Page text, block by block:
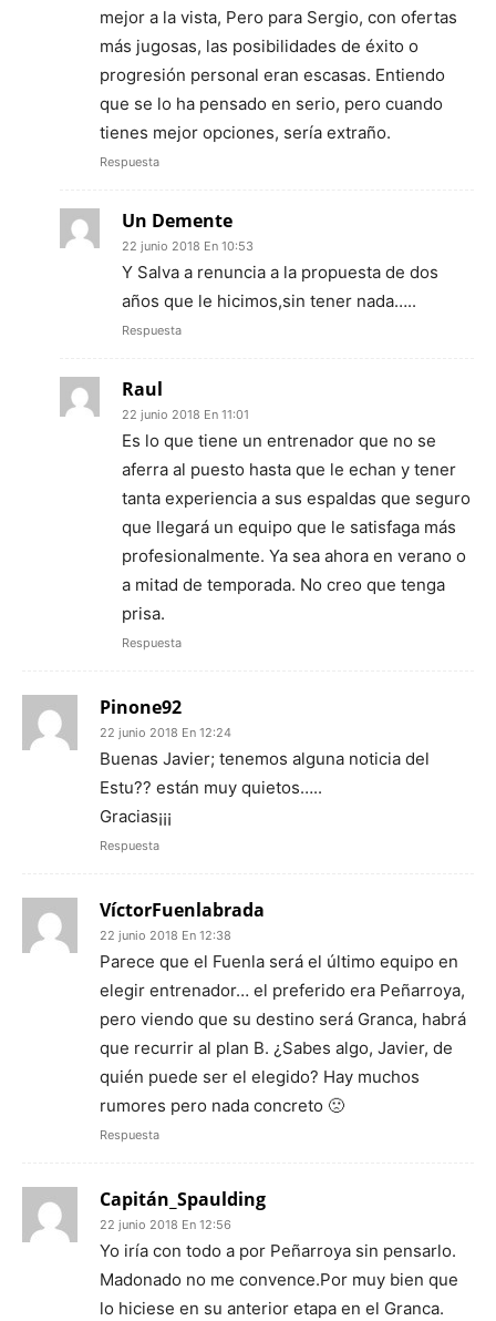
mejor a la vista, Pero para Sergio, con ofertas
más jugosas, las posibilidades de éxito o
progresión personal eran escasas. Entiendo
que se lo ha pensado en serio, pero cuando
tienes mejor opciones, sería extraño.
Respuesta
Un Demente
22 junio 2018 En 10:53
Y Salva a renuncia a la propuesta de dos
años que le hicimos,sin tener nada…..
Respuesta
Raul
22 junio 2018 En 11:01
Es lo que tiene un entrenador que no se
aferra al puesto hasta que le echan y tener
tanta experiencia a sus espaldas que seguro
que llegará un equipo que le satisfaga más
profesionalmente. Ya sea ahora en verano o
a mitad de temporada. No creo que tenga
prisa.
Respuesta
Pinone92
22 junio 2018 En 12:24
Buenas Javier; tenemos alguna noticia del
Estu?? están muy quietos…..
Gracias¡¡¡
Respuesta
VíctorFuenlabrada
22 junio 2018 En 12:38
Parece que el Fuenla será el último equipo en
elegir entrenador… el preferido era Peñarroya,
pero viendo que su destino será Granca, habrá
que recurrir al plan B. ¿Sabes algo, Javier, de
quién puede ser el elegido? Hay muchos
rumores pero nada concreto 🙁
Respuesta
Capitán_Spaulding
22 junio 2018 En 12:56
Yo iría con todo a por Peñarroya sin pensarlo.
Madonado no me convence.Por muy bien que
lo hiciese en su anterior etapa en el Granca.